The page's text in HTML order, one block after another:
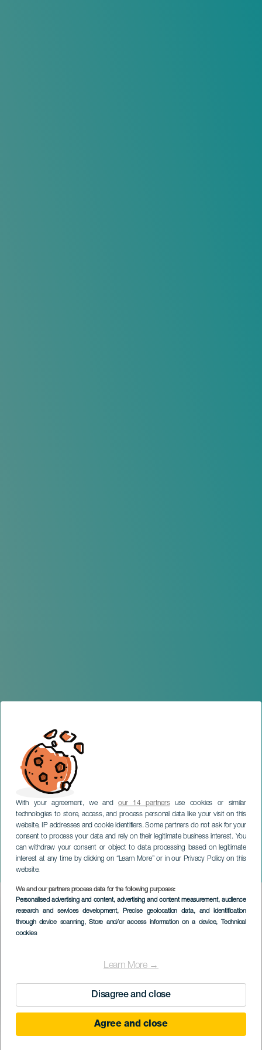
With your agreement, we andour 14 partnersuse cookies or similar
technologies to store, access, and process personal data like your visit on this
website, IP addresses and cookie identifiers. Some partners do not ask for your
consent to process your data and rely on their legitimate business interest. You
can withdraw your consent or object to data processing based on legitimate
interest at any time by clicking on “Learn More” or in our Privacy Policy on this
website.
We and our partners process data for the following purposes:
Personalised advertising and content, advertising and content measurement, audience
research and services development, Precise geolocation data, and identification
through device scanning, Store and/or access information on a device, Technical
cookies
Learn More →
Disagree and close
Agree and close
Festival alternativní hudby na
Kanárských ostrovech
LANZAROTE
Imagen
Listado